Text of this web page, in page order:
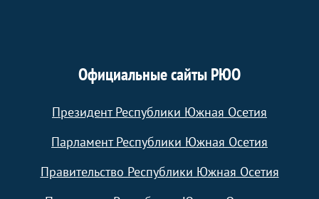
Официальные сайты РЮО
Президент Республики Южная Осетия
Парламент Республики Южная Осетия
Правительство Республики Южная Осетия